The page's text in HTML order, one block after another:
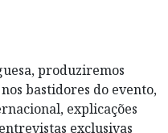
produziremos
bastidores do evento,
explicações
exclusivas